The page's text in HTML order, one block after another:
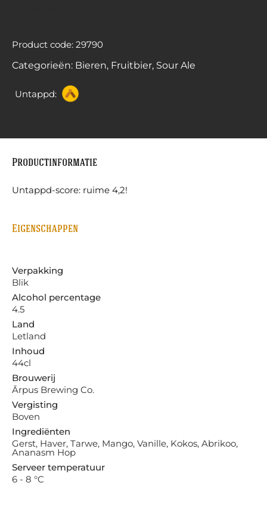
Product code: 29790
Categorieën: Bieren, Fruitbier, Sour Ale
Untappd:
Productinformatie
Untappd-score: ruime 4,2!
Eigenschappen
Verpakking
Blik
Alcohol percentage
4.5
Land
Letland
Inhoud
44cl
Brouwerij
Ārpus Brewing Co.
Vergisting
Boven
Ingrediënten
Gerst, Haver, Tarwe, Mango, Vanille, Kokos, Abrikoo,
Ananasm Hop
Serveer temperatuur
6 - 8 °C